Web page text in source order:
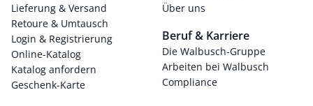
Lieferung & Versand
Retoure & Umtausch
Login & Registrierung
Online-Katalog
Katalog anfordern
Geschenk-Karte
Über uns
Beruf & Karriere
Die Walbusch-Gruppe
Arbeiten bei Walbusch
Compliance